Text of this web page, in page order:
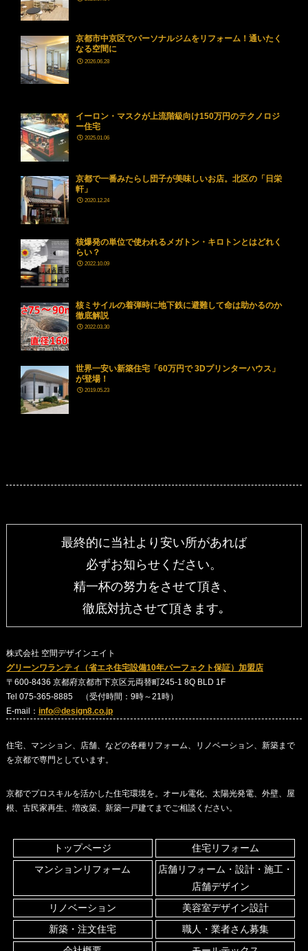
京都市中京区でパーソナルジムをリフォーム！通いたく
なる空間に
2026.06.28
イーロン・マスクが上流階級向け150万円のテクノロジ
ー住宅
2025.01.06
京都で一番みたらし団子が美味しいお店。北区の「日栄
軒」
2020.12.24
核爆発の単位で使われるメガトン・キロトンとはどれく
らい？
2022.10.09
核ミサイルの着弾時に地下鉄に避難して命は助かるのか
徹底解説
2022.03.30
世界一安い新築住宅「60万円で 3Dプリンターハウス」
が登場！
2019.05.23
最終的に当社より安い所があれば
必ずお知らせください。
精一杯の努力をさせて頂き、
徹底対抗させて頂きます｡
株式会社 空間デザインエイト
グリーンワランティ（省エネ住宅設備10年パーフェクト保証）加盟店
〒600-8436 京都府京都市下京区元両替町245-1 8Q BLD 1F
Tel 075-365-8885 （受付時間：9時～21時）
E-mail： info@design8.co.jp
住宅、マンション、店舗、などの各種リフォーム、リノベーション、新築まで
を京都で専門としています。
京都でプロスキルを活かした住宅環境を。オール電化、太陽光発電、外壁、屋
根、古民家再生、増改築、新築一戸建てまでご相談ください。
トップページ
住宅リフォーム
マンションリフォーム
店舗リフォーム・設計・施工・
店舗デザイン
リノベーション
美容室デザイン設計
新築・注文住宅
職人・業者さん募集